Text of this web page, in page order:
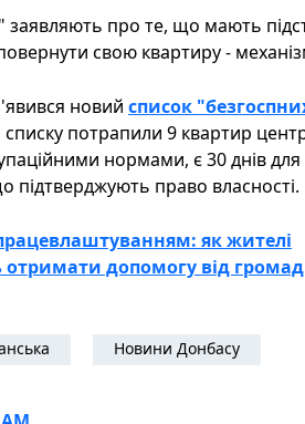
заявляють про те, що мають
свою квартиру -
новий список
списку потрапили 9 квартир
нормами, є 30 днів
підтверджують право власності.
як жителі
отримати допомогу від
Новини Донбасу